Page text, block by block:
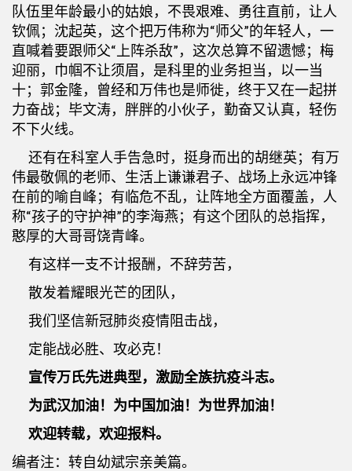
队伍里年龄最小的姑娘，不畏艰难、勇往直前，让人
钦佩；沈起英，这个把万伟称为“师父”的年轻人，一
直喊着要跟师父“上阵杀敌”，这次总算不留遗憾；梅
迎丽，巾帼不让须眉，是科里的业务担当，以一当
十；郭金隆，曾经和万伟也是师徙，终于又在一起拼
力奋战；毕文涛，胖胖的小伙子，勤奋又认真，轻伤
不下火线。
还有在科室人手告急时，挺身而出的胡继英；有万
伟最敬佩的老师、生活上谦谦君子、战场上永远冲锋
在前的喻自峰；有临危不乱，让阵地全方面覆盖，人
称“孩子的守护神”的李海燕；有这个团队的总指挥，
憨厚的大哥哥饶青峰。
有这样一支不计报酬，不辞劳苦，
散发着耀眼光芒的团队，
我们坚信新冠肺炎疫情阻击战，
定能战必胜、攻必克！
宣传万氏先进典型，激励全族抗疫斗志。
为武汉加油！为中国加油！为世界加油！
欢迎转载，欢迎报料。
编者注：转自幼斌宗亲美篇。